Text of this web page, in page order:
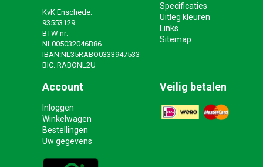
KvK Enschede:
93553129
BTW nr:
NL005032046B86
IBAN:NL35RABO0333947533
BIC: RABONL2U
Specificaties
Uitleg kleuren
Links
Sitemap
Account
Inloggen
Winkelwagen
Bestellingen
Uw gegevens
Veilig betalen